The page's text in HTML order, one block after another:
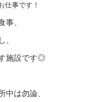
仕事です！
事、
、
施設です◎
中は勿論、